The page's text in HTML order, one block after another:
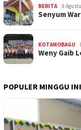
BERITA 8
Senyum
KOTAMOBAGU
Weny Gaib
POPULER MINGGU INI